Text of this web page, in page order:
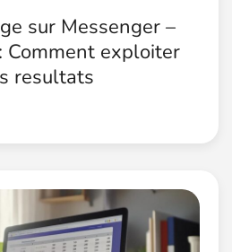
sur Messenger –
Comment exploiter
resultats